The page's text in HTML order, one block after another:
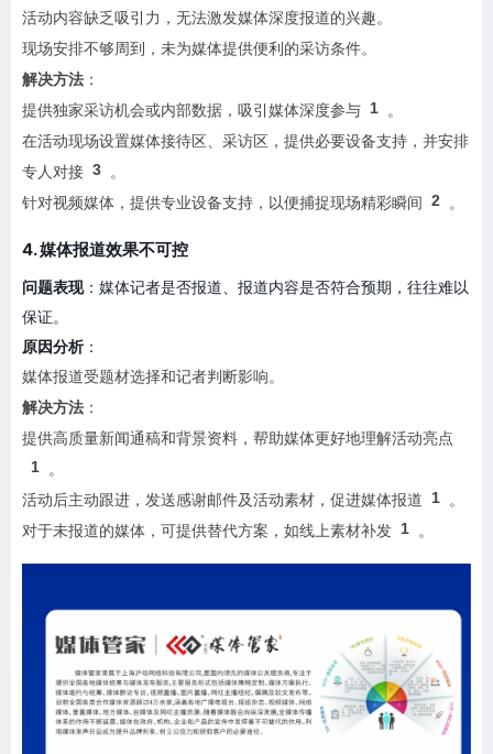
活动内容缺乏吸引力，无法激发媒体深度报道的兴趣。
现场安排不够周到，未为媒体提供便利的采访条件。
解决方法 ：
提供独家采访机会或内部数据，吸引媒体深度参与 1
。
在活动现场设置媒体接待区、采访区，提供必要设备支持，并安排
专人对接 3
。
针对视频媒体，提供专业设备支持，以便捕捉现场精彩瞬间 2 。
4. 媒体报道效果不可控
问题表现：媒体记者是否报道、报道内容是否符合预期，往往难以
保证。
原因分析：
媒体报道受题材选择和记者判断影响。
解决方法 ：
提供高质量新闻通稿和背景资料，帮助媒体更好地理解活动亮点
1
。
活动后主动跟进，发送感谢邮件及活动素材，促进媒体报道
1
。
对于未报道的媒体，可提供替代方案，如线上素材补发 1 。